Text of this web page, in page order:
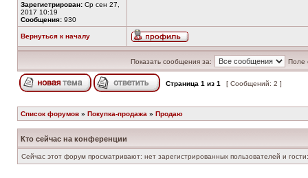
Зарегистрирован: Ср сен 27,
2017 10:19
Сообщения: 930
Вернуться к началу
Показать сообщения за: Поле
Страница 1 из 1 [ Сообщений: 2 ]
Список форумов » Покупка-продажа » Продаю
Кто сейчас на конференции
Сейчас этот форум просматривают: нет зарегистрированных пользователей и